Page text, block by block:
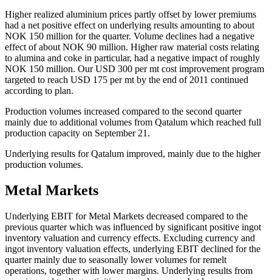
Higher realized aluminium prices partly offset by lower premiums
had a net positive effect on underlying results amounting to about
NOK 150 million for the quarter. Volume declines had a negative
effect of about NOK 90 million. Higher raw material costs relating
to alumina and coke in particular, had a negative impact of roughly
NOK 150 million. Our USD 300 per mt cost improvement program
targeted to reach USD 175 per mt by the end of 2011 continued
according to plan.
Production volumes increased compared to the second quarter
mainly due to additional volumes from Qatalum which reached full
production capacity on September 21.
Underlying results for Qatalum improved, mainly due to the higher
production volumes.
Metal Markets
Underlying EBIT for Metal Markets decreased compared to the
previous quarter which was influenced by significant positive ingot
inventory valuation and currency effects. Excluding currency and
ingot inventory valuation effects, underlying EBIT declined for the
quarter mainly due to seasonally lower volumes for remelt
operations, together with lower margins. Underlying results from